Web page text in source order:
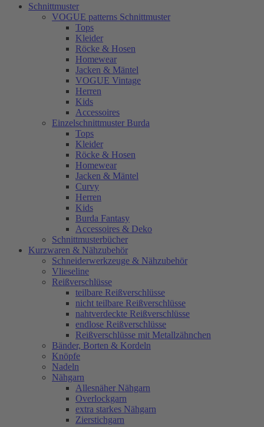
Schnittmuster
VOGUE patterns Schnittmuster
Tops
Kleider
Röcke & Hosen
Homewear
Jacken & Mäntel
VOGUE Vintage
Herren
Kids
Accessoires
Einzelschnittmuster Burda
Tops
Kleider
Röcke & Hosen
Homewear
Jacken & Mäntel
Curvy
Herren
Kids
Burda Fantasy
Accessoires & Deko
Schnittmusterbücher
Kurzwaren & Nähzubehör
Schneiderwerkzeuge & Nähzubehör
Vlieseline
Reißverschlüsse
teilbare Reißverschlüsse
nicht teilbare Reißverschlüsse
nahtverdeckte Reißverschlüsse
endlose Reißverschlüsse
Reißverschlüsse mit Metallzähnchen
Bänder, Borten & Kordeln
Knöpfe
Nadeln
Nähgarn
Allesnäher Nähgarn
Overlockgarn
extra starkes Nähgarn
Zierstichgarn